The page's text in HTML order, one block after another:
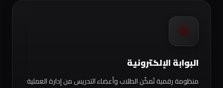
🌐
البوابة الإلكترونية
منظومة رقمية تُمكّن الطلاب وأعضاء التدريس من إدارة العملية